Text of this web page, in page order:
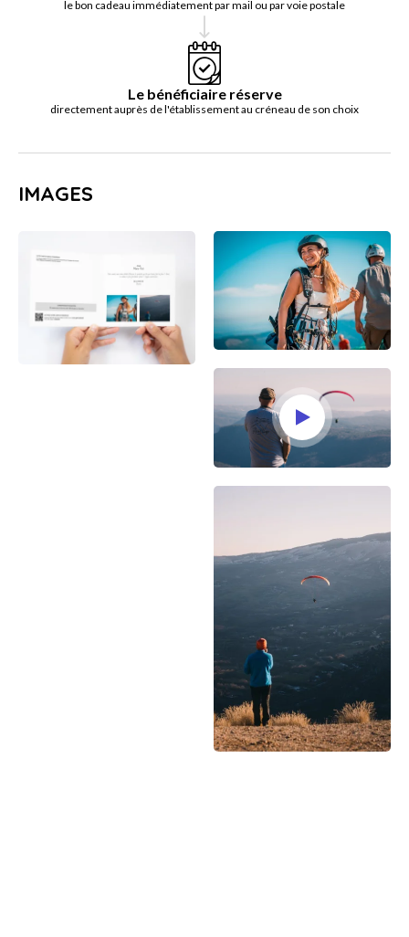
le bon cadeau immédiatement par mail ou par voie postale
Le bénéficiaire réserve
directement auprès de l'établissement au créneau de son choix
IMAGES